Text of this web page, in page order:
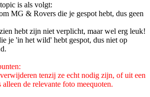
is als volgt:
MG & Rovers die je gespot hebt, dus geen
hebt zijn niet verplicht, maar wel erg leuk!
je 'in het wild' hebt gespot, dus niet op
tenzij ze echt nodig zijn, of uit een
de relevante foto meequoten.